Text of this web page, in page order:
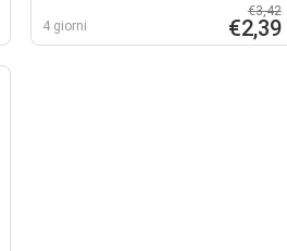
4 giorni
€3,42
€2,39